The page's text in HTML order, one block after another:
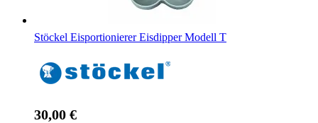
Stöckel Eisportionierer Eisdipper Modell T
30,00 €